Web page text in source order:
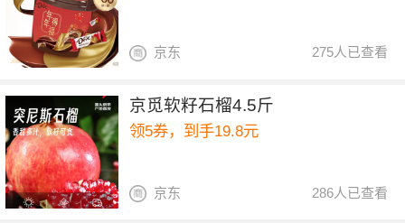
275人已查看
京东
京觅软籽石榴4.5斤
领5券，到手19.8元
286人已查看
京东